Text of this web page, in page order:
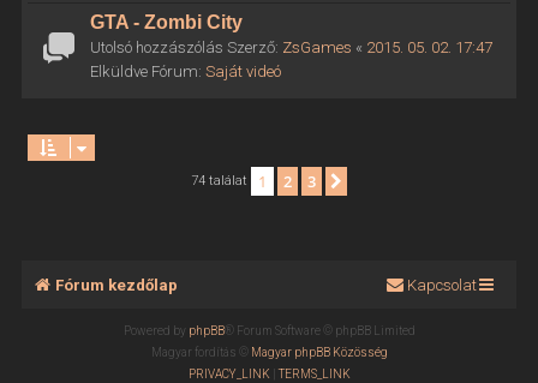
GTA - Zombi City
Utolsó hozzászólás Szerző: ZsGames « 2015. 05. 02. 17:47
Elküldve Fórum: Saját videó
74 találat 1 2 3
Fórum kezdőlap Kapcsolat
Powered by phpBB® Forum Software © phpBB Limited
Magyar fordítás ©
Magyar phpBB Közösség
PRIVACY_LINK| TERMS_LINK